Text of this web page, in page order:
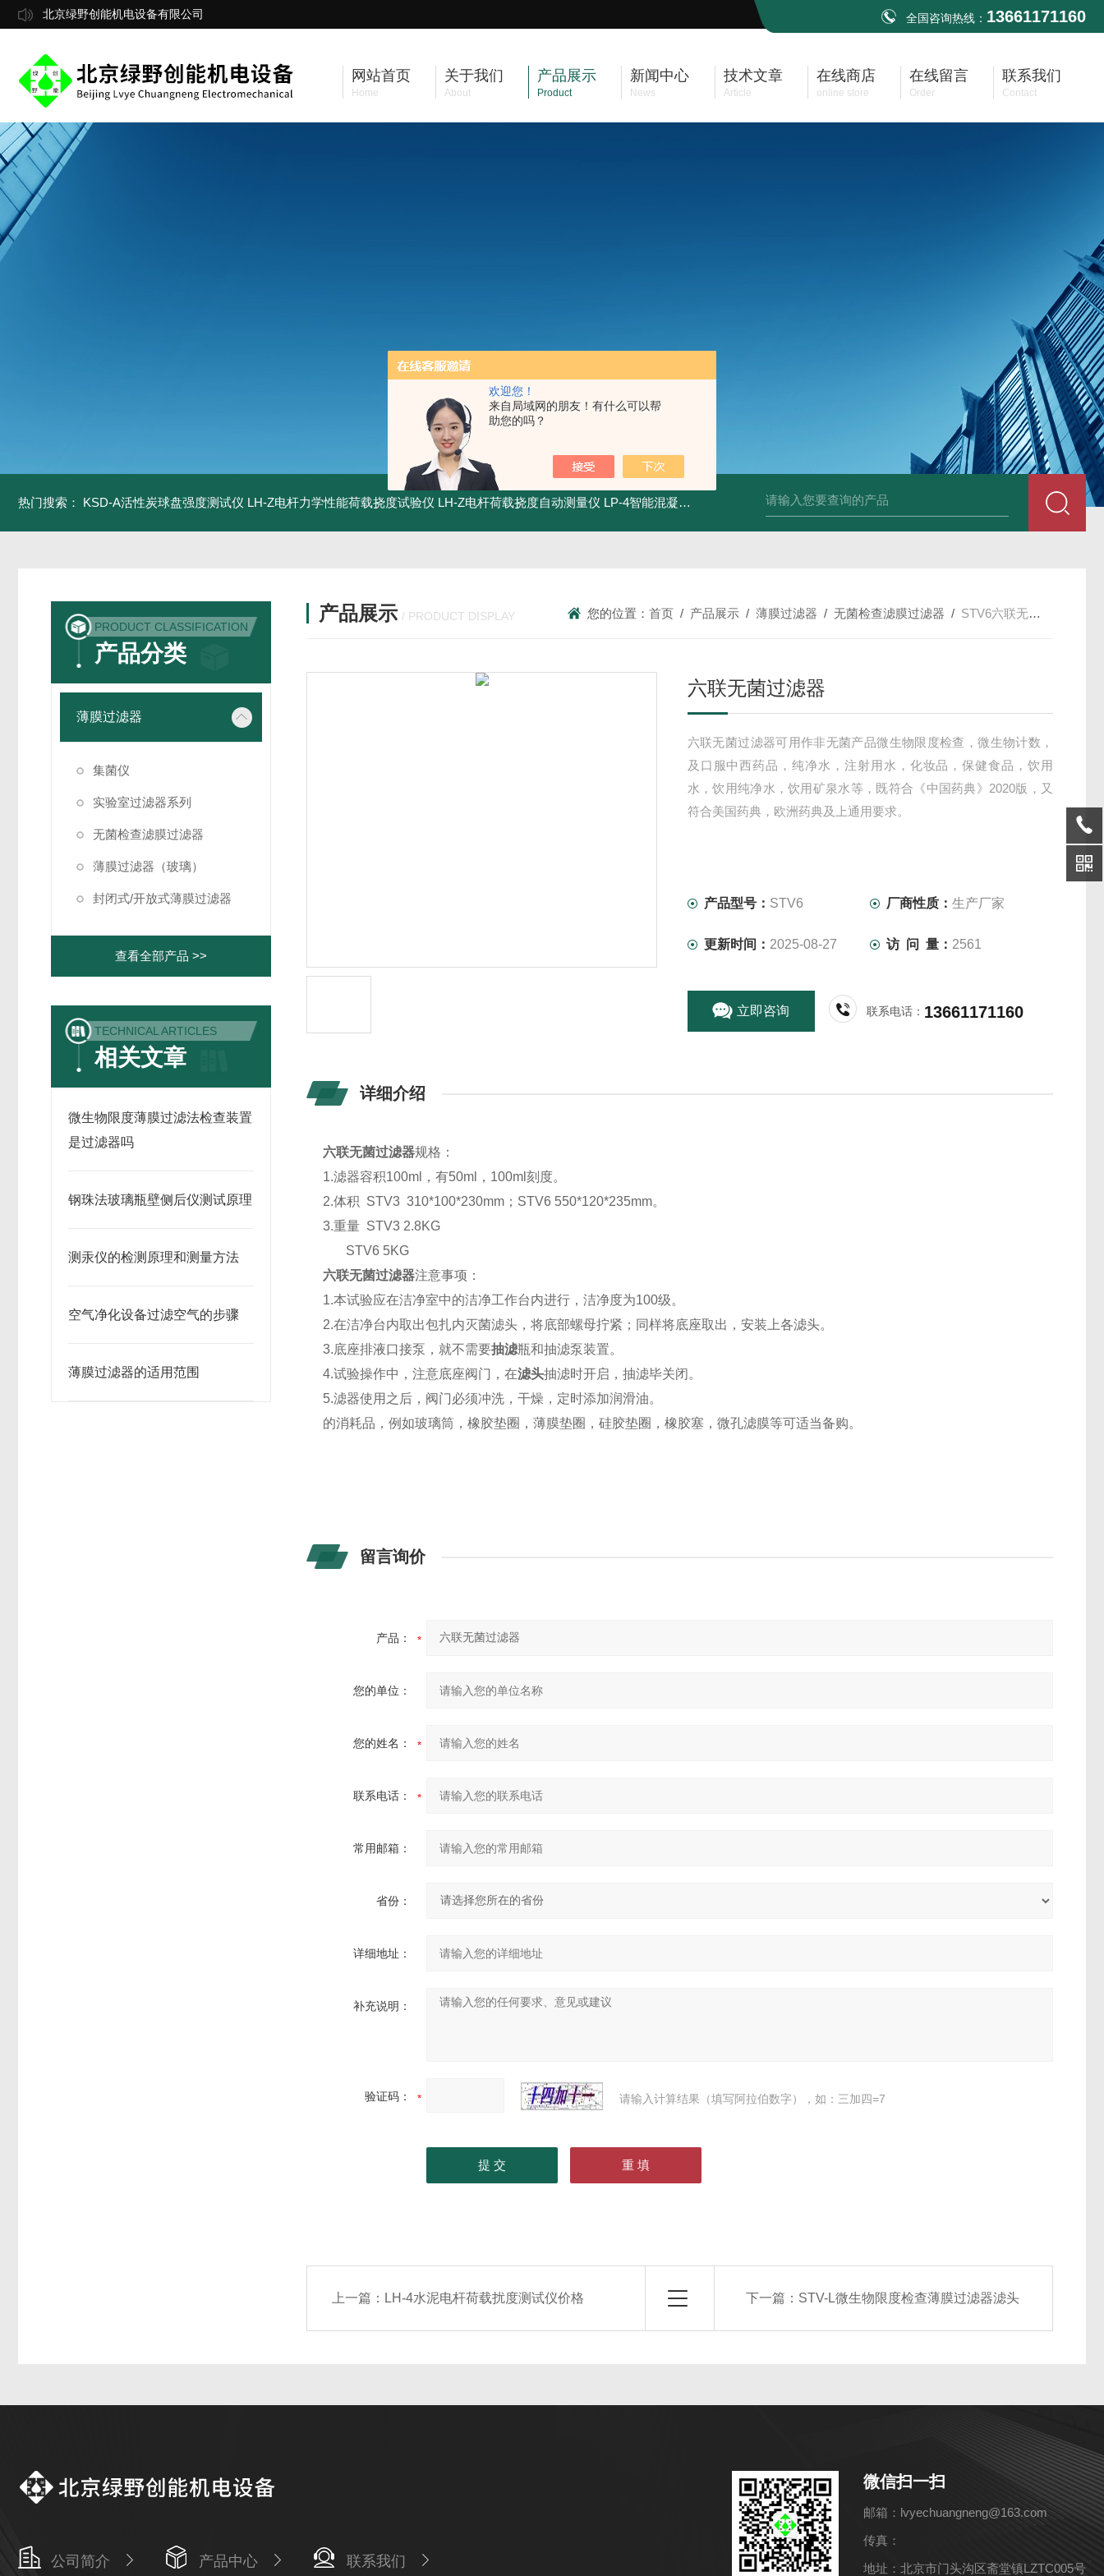
欢迎您！
来自局域网的朋友！有什么可以帮
助您的吗？
北京绿野创能机电设备有限公司 全国咨询热线： 13661171160
网站首页
Home
关于我们
About
产品展示
Product
新闻中心
News
技术文章
Article
在线商店
online store
在线留言
Order
联系我们
Contact
热门搜索： KSD-A活性炭球盘强度测试仪 LH-Z电杆力学性能荷载挠度试验仪 LH-Z电杆荷载挠度自动测量仪 LP-4智能混凝土电杆检测系统 LP-4混凝土电杆检测仪 LW-4电杆荷载挠度自动测量仪（无线
PRODUCT CLASSIFICATION
产品分类
薄膜过滤器
集菌仪
实验室过滤器系列
无菌检查滤膜过滤器
薄膜过滤器（玻璃）
封闭式/开放式薄膜过滤器
查看全部产品 >>
TECHNICAL ARTICLES
相关文章
微生物限度薄膜过滤法检查装置
是过滤器吗
钢珠法玻璃瓶壁侧后仪测试原理
测汞仪的检测原理和测量方法
空气净化设备过滤空气的步骤
薄膜过滤器的适用范围
产品展示 / PRODUCT DISPLAY 您的位置：首页 / 产品展示 /薄膜过滤器 /无菌检查滤膜过滤器 / STV6六联无菌过滤器
六联无菌过滤器
六联无菌过滤器可用作非无菌产品微生物限度检查，微生物计数，
及口服中西药品，纯净水，注射用水，化妆品，保健食品，饮用
水，饮用纯净水，饮用矿泉水等，既符合《中国药典》2020版，又
符合美国药典，欧洲药典及上通用要求。
产品型号： STV6 厂商性质：生产厂家
更新时间： 2025-08-27 访 问 量： 2561
立即咨询 联系电话： 13661171160
详细介绍
六联无菌过滤器规格：
1.滤器容积100ml，有50ml，100ml刻度。
2.体积 STV3 310*100*230mm；STV6 550*120*235mm。
3.重量 STV3 2.8KG
STV6 5KG
六联无菌过滤器注意事项：
1.本试验应在洁净室中的洁净工作台内进行，洁净度为100级。
2.在洁净台内取出包扎内灭菌滤头，将底部螺母拧紧；同样将底座取出，安装上各滤头。
3.底座排液口接泵，就不需要抽滤瓶和抽滤泵装置。
4.试验操作中，注意底座阀门，在滤头抽滤时开启，抽滤毕关闭。
5.滤器使用之后，阀门必须冲洗，干燥，定时添加润滑油。
的消耗品，例如玻璃筒，橡胶垫圈，薄膜垫圈，硅胶垫圈，橡胶塞，微孔滤膜等可适当备购。
留言询价
产品：
您的单位：
您的姓名：
联系电话：
常用邮箱：
省份：
详细地址：
补充说明：
验证码： 请输入计算结果（填写阿拉伯数字），如：三加四=7
上一篇： LH-4水泥电杆荷载扰度测试仪价格 下一篇： STV-L微生物限度检查薄膜过滤器滤头
公司简介 产品中心 联系我们
微信扫一扫
邮箱：lvyechuangneng@163.com
传真：
地址：北京市门头沟区斋堂镇LZTC005号